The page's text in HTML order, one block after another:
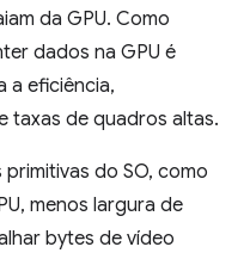
da GPU. Como
dados na GPU é
a eficiência,
taxas de quadros altas.
do SO, como
menos largura de
bytes de vídeo